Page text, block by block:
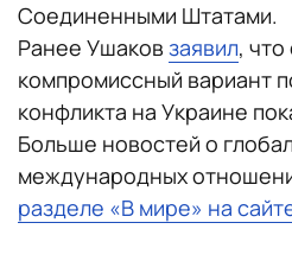
Соединенными Штатами.
Ранее Ушаков заявил,
компромиссный вариант
конфликта на Украине
Больше новостей о
международных
разделе «В мире» на